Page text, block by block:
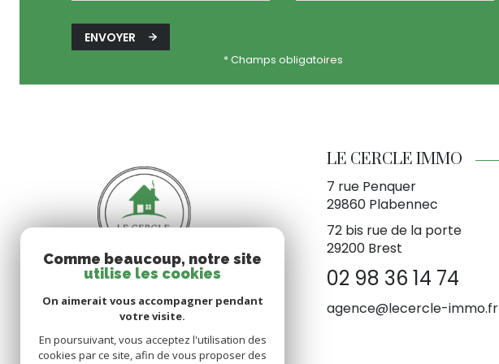
ENVOYER
* Champs obligatoires
LE CERCLE IMMO
7 rue Penquer
29860 Plabennec
72 bis rue de la porte
29200 Brest
02 98 36 14 74
agence@lecercle-immo.fr
Comme beaucoup, notre site
utilise les cookies
On aimerait vous accompagner pendant
votre visite.
En poursuivant, vous acceptez l'utilisation des
cookies par ce site, afin de vous proposer des